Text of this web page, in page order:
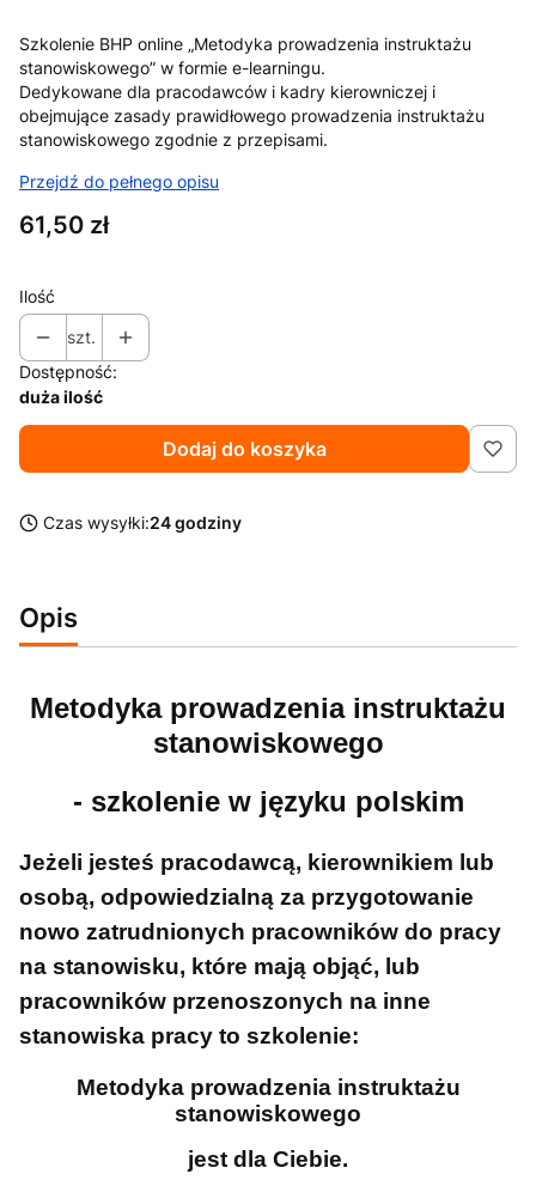
Szkolenie BHP online „Metodyka prowadzenia instruktażu
stanowiskowego” w formie e-learningu.
Dedykowane dla pracodawców i kadry kierowniczej i
obejmujące zasady prawidłowego prowadzenia instruktażu
stanowiskowego zgodnie z przepisami.
Przejdź do pełnego opisu
Cena
61,50 zł
Ilość
szt.
Dostępność:
duża ilość
Dodaj do koszyka
Czas wysyłki:24 godziny
Opis
Metodyka prowadzenia instruktażu
stanowiskowego
- szkolenie w języku polskim
Jeżeli jesteś pracodawcą, kierownikiem lub
osobą, odpowiedzialną za przygotowanie
nowo zatrudnionych pracowników do pracy
na stanowisku, które mają objąć, lub
pracowników przenoszonych na inne
stanowiska pracy to szkolenie:
Metodyka prowadzenia instruktażu
stanowiskowego
jest dla Ciebie.